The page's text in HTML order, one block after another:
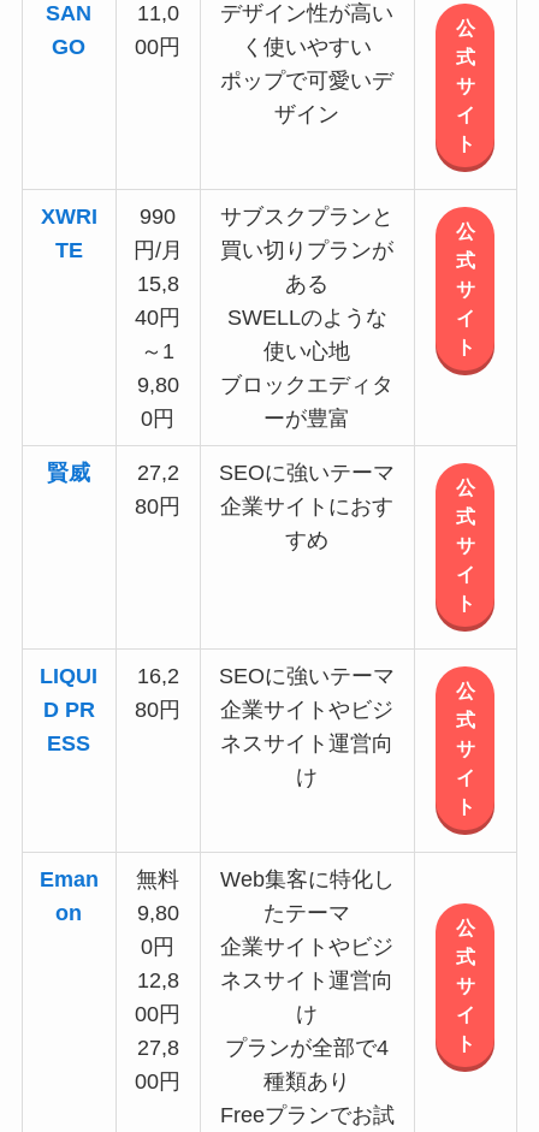
SAN
GO
11,0
00円
デザイン性が高い
く使いやすい
ポップで可愛いデ
ザイン
公
式
サ
イ
ト
XWRI
TE
990
円/月
15,8
40円
～1
9,80
0円
サブスクプランと
買い切りプランが
ある
SWELLのような
使い心地
ブロックエディタ
ーが豊富
公
式
サ
イ
ト
賢威
27,2
80円
SEOに強いテーマ
企業サイトにおす
すめ
公
式
サ
イ
ト
LIQUI
D PR
ESS
16,2
80円
SEOに強いテーマ
企業サイトやビジ
ネスサイト運営向
け
公
式
サ
イ
ト
Eman
on
無料
9,80
0円
12,8
00円
27,8
00円
Web集客に特化し
たテーマ
企業サイトやビジ
ネスサイト運営向
け
プランが全部で4
種類あり
Freeプランでお試
公
式
サ
イ
ト